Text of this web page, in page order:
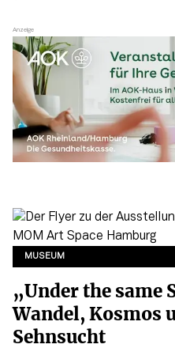
MUSEUM
„Under the same
Wandel, Kosmos
Sehnsucht